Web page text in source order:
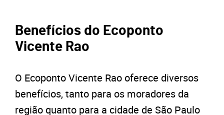
Benefícios do Ecoponto
Vicente Rao
O Ecoponto Vicente Rao oferece diversos
benefícios, tanto para os moradores da
região quanto para a cidade de São Paulo